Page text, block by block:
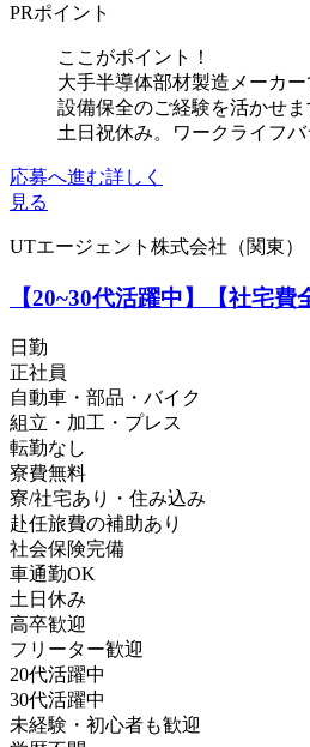
PRポイント
ここがポイント！
大手半導体部材製造メーカー
設備保全のご経験を活かせま
土日祝休み。ワークライフバ
応募へ進む詳しく
見る
UTエージェント株式会社（関東）
【20~30代活躍中】【社宅
日勤
正社員
自動車・部品・バイク
組立・加工・プレス
転勤なし
寮費無料
寮/社宅あり・住み込み
赴任旅費の補助あり
社会保険完備
車通勤OK
土日休み
高卒歓迎
フリーター歓迎
20代活躍中
30代活躍中
未経験・初心者も歓迎